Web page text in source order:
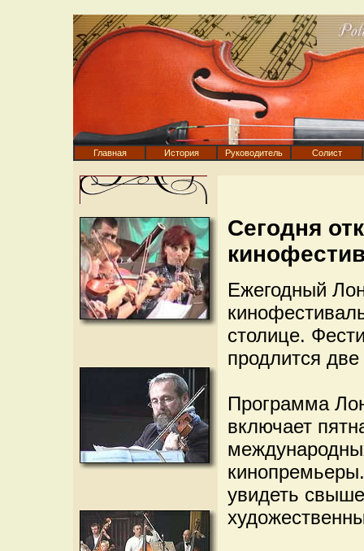
Главная История Руководитель Солист
Сегодня
Ежегодный
столице.
продлится
Программа
включает
увидеть